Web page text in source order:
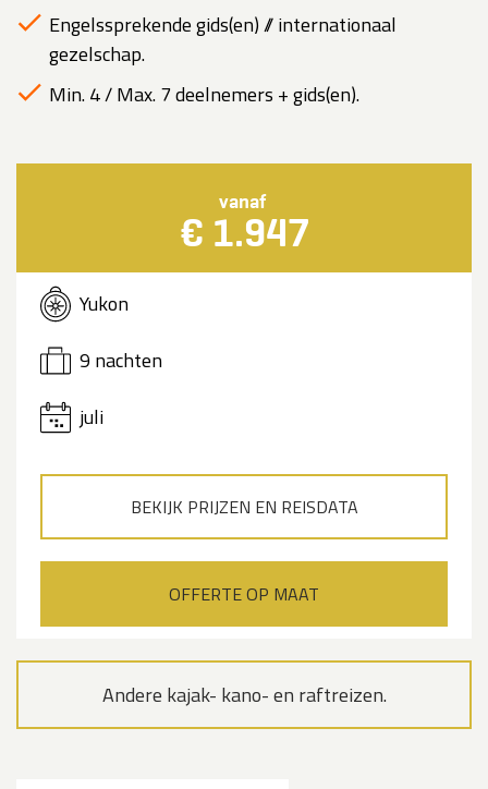
Engelssprekende gids(en) // internationaal
gezelschap.
Min. 4 / Max. 7 deelnemers + gids(en).
vanaf
€ 1.947
Yukon
9 nachten
juli
BEKIJK PRIJZEN EN REISDATA
OFFERTE OP MAAT
Andere kajak- kano- en raftreizen.